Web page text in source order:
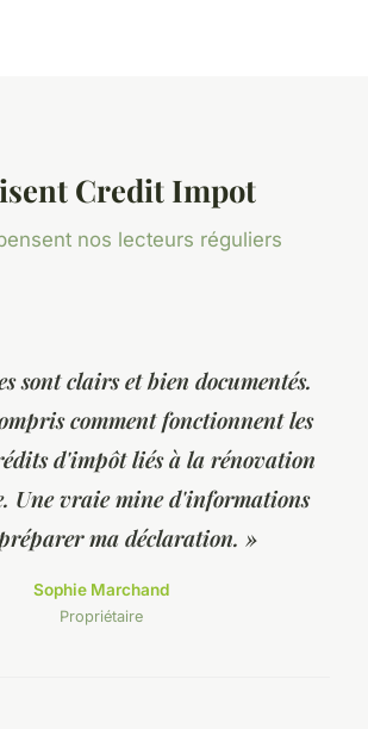
Credit Impot
nos lecteurs réguliers
sont clairs et bien documentés.
comment fonctionnent les
d'impôt liés à la rénovation
Une vraie mine d'informations
ma déclaration. »
Sophie Marchand
Propriétaire